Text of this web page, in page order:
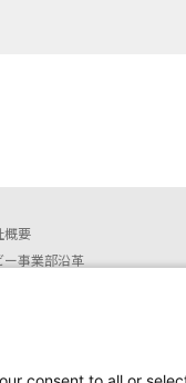
概要
ー事業部沿革